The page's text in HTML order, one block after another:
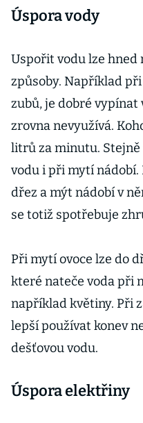
Úspora vody
Uspořit vodu lze
způsoby. Například
zubů, je dobré vypínat
zrovna nevyužívá.
litrů za minutu. Stejně
vodu i při mytí
dřez a mýt nádobí v
se totiž spotřebuje
Při mytí ovoce lze do
které nateče voda při
například květiny. Při
lepší používat konev
dešťovou vodu.
Úspora elektřiny